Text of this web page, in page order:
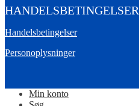
HANDELSBETINGELSER
Handelsbetingelser
Personoplysninger
Min konto